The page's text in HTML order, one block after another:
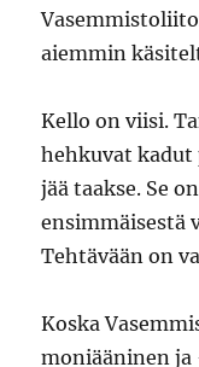
aiemmin
Kello on viisi.
hehkuvat kadut
jää taakse. Se
ensimmäisestä
Tehtävään on
Koska
moniääninen ja